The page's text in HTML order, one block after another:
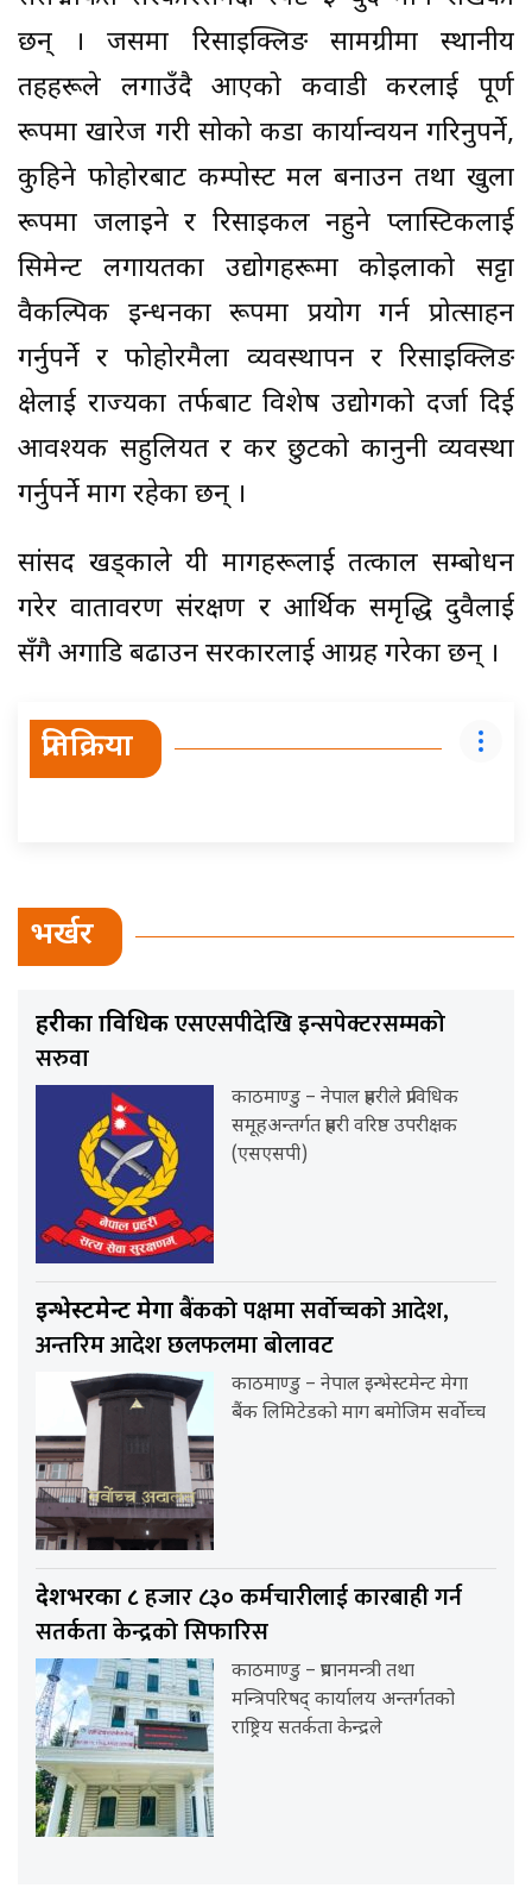
छन् । जसमा रिसाइक्लिङ सामग्रीमा स्थानीय
तहहरूले लगाउँदै आएको कवाडी करलाई पूर्ण
रूपमा खारेज गरी सोको कडा कार्यान्वयन गरिनुपर्ने,
कुहिने फोहोरबाट कम्पोस्ट मल बनाउन तथा खुला
रूपमा जलाइने र रिसाइकल नहुने प्लास्टिकलाई
सिमेन्ट लगायतका उद्योगहरूमा कोइलाको सट्टा
वैकल्पिक इन्धनका रूपमा प्रयोग गर्न प्रोत्साहन
गर्नुपर्ने र फोहोरमैला व्यवस्थापन र रिसाइक्लिङ
क्षेत्रलाई राज्यका तर्फबाट विशेष उद्योगको दर्जा दिई
आवश्यक सहुलियत र कर छुटको कानुनी व्यवस्था
गर्नुपर्ने माग रहेका छन् ।
सांसद खड्काले यी मागहरूलाई तत्काल सम्बोधन
गरेर वातावरण संरक्षण र आर्थिक समृद्धि दुवैलाई
सँगै अगाडि बढाउन सरकारलाई आग्रह गरेका छन् ।
प्रतिक्रिया
भर्खर
प्रहरीका प्राविधिकएसएसपीदेखि इन्सपेक्टरसम्मको
सरुवा
काठमाण्डु – नेपाल प्रहरीले प्राविधिक
समूहअन्तर्गत प्रहरी वरिष्ठ उपरीक्षक
(एसएसपी)
इन्भेस्टमेन्ट मेगाबैंकको पक्षमा सर्वाेच्चको आदेश,
अन्तरिम आदेश छलफलमा बोलावट
काठमाण्डु – नेपाल इन्भेस्टमेन्ट मेगा
बैंक लिमिटेडको माग बमोजिम सर्वोच्च
देशभरका ८हजार ८३० कर्मचारीलाई कारबाही गर्न
सतर्कता केन्द्रको सिफारिस
काठमाण्डु – प्रधानमन्त्री तथा
मन्त्रिपरिषद् कार्यालय अन्तर्गतको
राष्ट्रिय सतर्कता केन्द्रले